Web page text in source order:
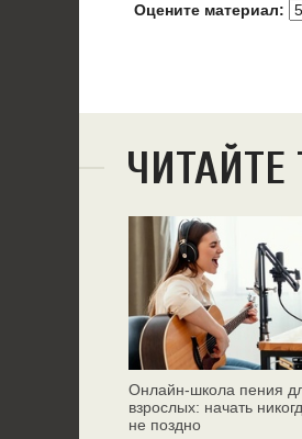
Оцените материал:
Онлайн‑школа пения
взрослых: начать
не поздно